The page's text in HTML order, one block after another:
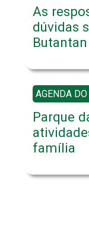
As
dúvidas
Butantan
AGENDA
Parque
família